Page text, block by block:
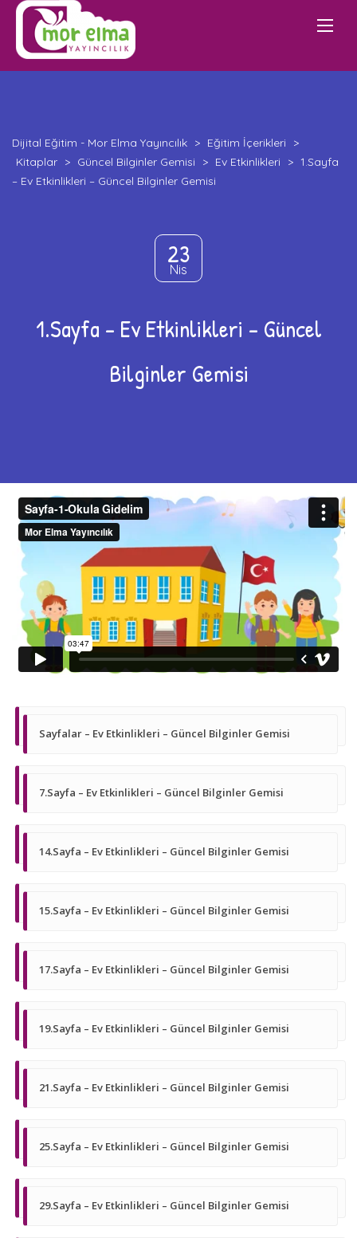
Dijital Eğitim - Mor Elma Yayıncılık > Eğitim İçerikleri
>
Kitaplar > Güncel Bilginler Gemisi > Ev Etkinlikleri > 1.Sayfa
– Ev Etkinlikleri – Güncel Bilginler Gemisi
23
Nis
1.Sayfa – Ev Etkinlikleri – Güncel
Bilginler Gemisi
Sayfalar – Ev Etkinlikleri – Güncel Bilginler Gemisi
7.Sayfa – Ev Etkinlikleri – Güncel Bilginler Gemisi
14.Sayfa – Ev Etkinlikleri – Güncel Bilginler Gemisi
15.Sayfa – Ev Etkinlikleri – Güncel Bilginler Gemisi
17.Sayfa – Ev Etkinlikleri – Güncel Bilginler Gemisi
19.Sayfa – Ev Etkinlikleri – Güncel Bilginler Gemisi
21.Sayfa – Ev Etkinlikleri – Güncel Bilginler Gemisi
25.Sayfa – Ev Etkinlikleri – Güncel Bilginler Gemisi
29.Sayfa – Ev Etkinlikleri – Güncel Bilginler Gemisi